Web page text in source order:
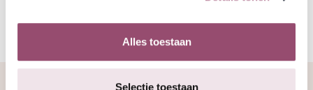
Alles toestaan
Selectie toestaan